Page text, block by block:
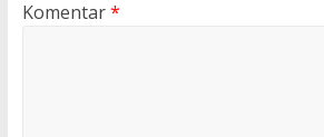
Komentar*